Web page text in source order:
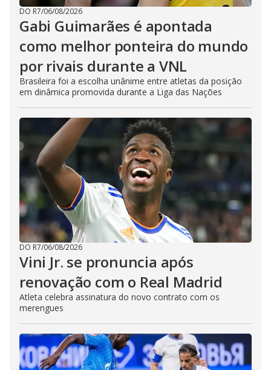
DO R7/06/08/2026
Gabi Guimarães é apontada
como melhor ponteira do mundo
por rivais durante a VNL
Brasileira foi a escolha unânime entre atletas da posição
em dinâmica promovida durante a Liga das Nações
DO R7/06/08/2026
Vini Jr. se pronuncia após
renovação com o Real Madrid
Atleta celebra assinatura do novo contrato com os
merengues